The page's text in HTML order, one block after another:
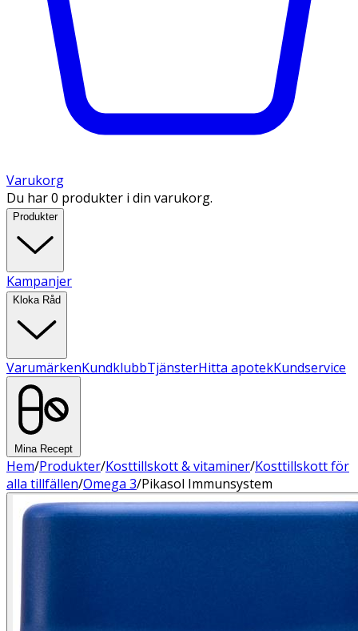
Varukorg
Du har 0 produkter i din varukorg.
Produkter
Kampanjer
Kloka Råd
VarumärkenKundklubbTjänsterHitta apotekKundservice
Mina Recept
Hem/Produkter/Kosttillskott & vitaminer/Kosttillskott för
alla tillfällen/Omega 3/Pikasol Immunsystem